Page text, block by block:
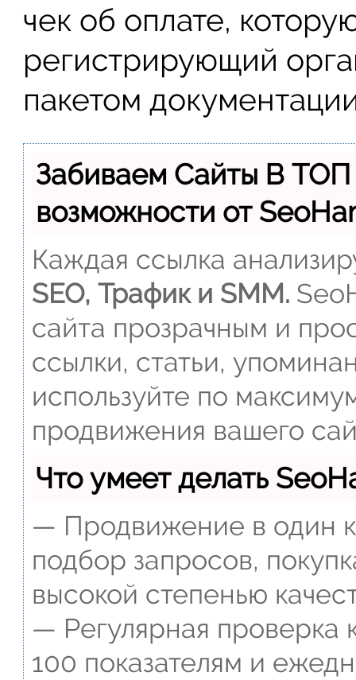
чек об оплате,
регистрирующий
пакетом
Забиваем Сайты В
возможности от
Каждая ссылка
SEO, Трафик и SMM.
сайта прозрачным и
ссылки, статьи,
используйте по
продвижения вашего
Что умеет делать
— Продвижение в один
подбор запросов,
высокой степенью
— Регулярная проверка
100 показателям и